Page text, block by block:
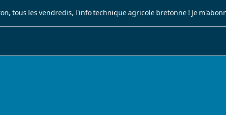
, tous les vendredis, l'info technique agricole bretonne ! Je